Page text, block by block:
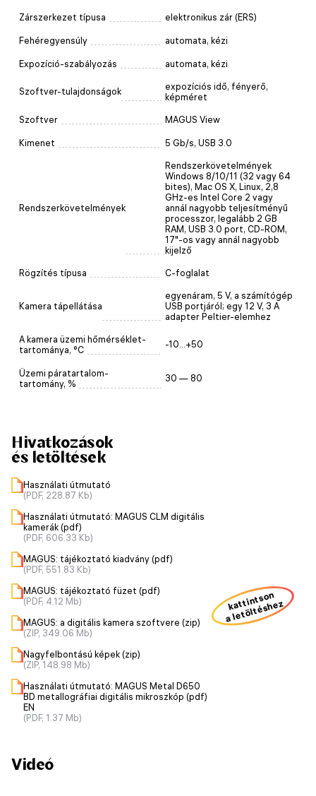
Zárszerkezet típusa elektronikus zár (ERS)
Fehéregyensúly automata, kézi
Expozíció-szabályozás automata, kézi
Szoftver-tulajdonságok
expozíciós idő, fényerő,
képméret
Szoftver MAGUS View
Kimenet 5 Gb/s, USB 3.0
Rendszerkövetelmények
Rendszerkövetelmények
Windows 8/10/11 (32 vagy 64
bites), Mac OS X, Linux, 2,8
GHz-es Intel Core 2 vagy
annál nagyobb teljesítményű
processzor, legalább 2 GB
RAM, USB 3.0 port, CD-ROM,
17"-os vagy annál nagyobb
kijelző
Rögzítés típusa C-foglalat
Kamera tápellátása
egyenáram, 5 V, a számítógép
USB portjáról; egy 12 V, 3 A
adapter Peltier-elemhez
A kamera üzemi hőmérséklet-
tartománya, °C
-10...+50
Üzemi páratartalom-
tartomány, %
30 — 80
Hivatkozások
és letöltések
Használati útmutató
(PDF, 228.87 Kb)
Használati útmutató: MAGUS CLM digitális
kamerák (pdf)
(PDF, 606.33 Kb)
MAGUS: tájékoztató kiadvány (pdf)
(PDF, 551.83 Kb)
MAGUS: tájékoztató füzet (pdf)
(PDF, 4.12 Mb)
MAGUS: a digitális kamera szoftvere (zip)
(ZIP, 349.06 Mb)
Nagyfelbontású képek (zip)
(ZIP, 148.98 Mb)
Használati útmutató: MAGUS Metal D650
BD metallográfiai digitális mikroszkóp (pdf)
EN
(PDF, 1.37 Mb)
kattintson
a letöltéshez
Videó